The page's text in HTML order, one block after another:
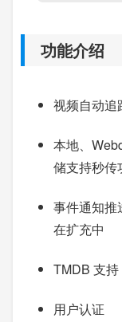
功能介绍
视频自动追
本地、
储支持秒传
事件通知推
在扩充中
TMDB 支持
用户认证